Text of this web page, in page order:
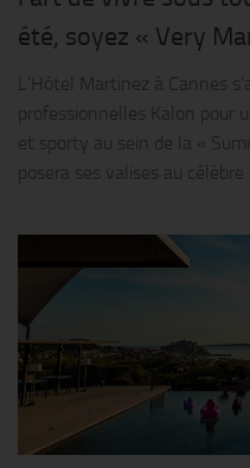
été, soyez « Very
L’Hôtel Martinez à Cannes
professionnelles Kalon pour
et sporty au sein de la «
posera ses valises au célèbre